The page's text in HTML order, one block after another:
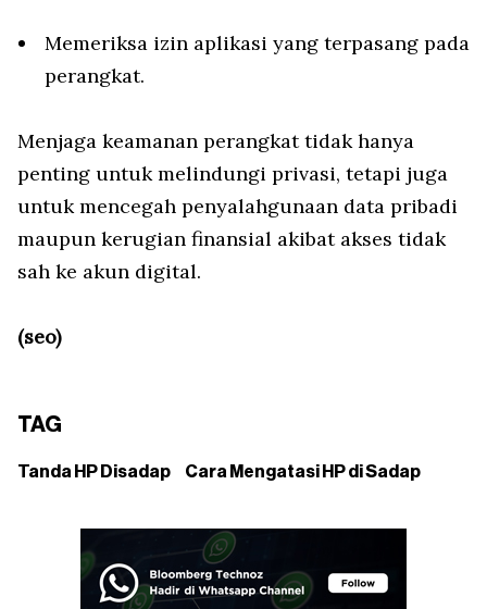
Memeriksa izin aplikasi yang terpasang pada
perangkat.
Menjaga keamanan perangkat tidak hanya
penting untuk melindungi privasi, tetapi juga
untuk mencegah penyalahgunaan data pribadi
maupun kerugian finansial akibat akses tidak
sah ke akun digital.
(seo)
TAG
Tanda HP Disadap Cara Mengatasi HP di Sadap